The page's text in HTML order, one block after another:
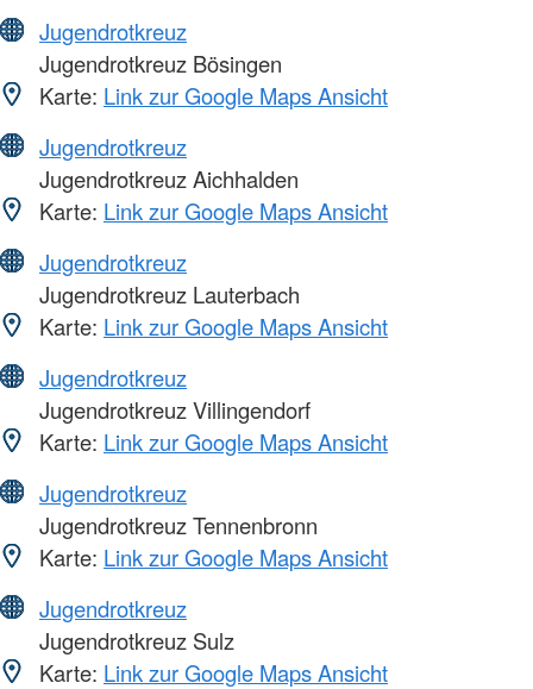
Jugendrotkreuz
Jugendrotkreuz Bösingen
Karte: Link zur Google Maps Ansicht
Jugendrotkreuz
Jugendrotkreuz Aichhalden
Karte: Link zur Google Maps Ansicht
Jugendrotkreuz
Jugendrotkreuz Lauterbach
Karte: Link zur Google Maps Ansicht
Jugendrotkreuz
Jugendrotkreuz Villingendorf
Karte: Link zur Google Maps Ansicht
Jugendrotkreuz
Jugendrotkreuz Tennenbronn
Karte: Link zur Google Maps Ansicht
Jugendrotkreuz
Jugendrotkreuz Sulz
Karte: Link zur Google Maps Ansicht